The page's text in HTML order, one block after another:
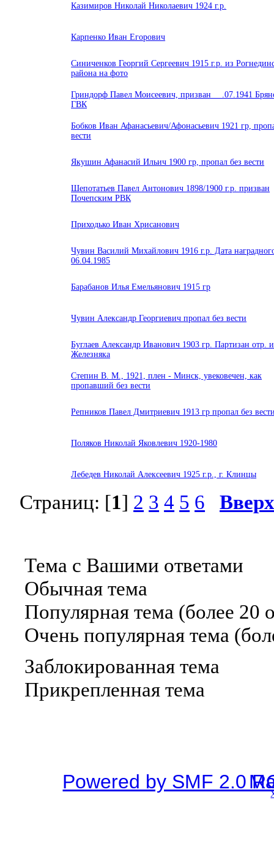
Казимиров Николай Николаевич 1924 г.р.
Карпенко Иван Егорович
Синиченков Георгий Сергеевич 1915 г.р. из
района на фото
Гриндорф Павел Моисеевич, призван __.07.1941
ГВК
Бобков Иван Афанасьевич/Афонасьевич 1921 гр,
вести
Якушин Афанасий Ильич 1900 гр, пропал без вести
Шепотатьев Павел Антонович 1898/1900 г.р. призван
Почепским РВК
Приходько Иван Хрисанович
Чувин Василий Михайлович 1916 г.р. Дата
06.04.1985
Барабанов Илья Емельянович 1915 гр
Чувин Александр Георгиевич пропал без вести
Буглаев Александр Иванович 1903 гр. Партизан отр.
Железняка
Степин В. М., 1921, плен - Минск, увековечен, как
пропавший без вести
Репников Павел Дмитриевич 1913 гр пропал без
Поляков Николай Яковлевич 1920-1980
Лебедев Николай Алексеевич 1925 г.р., г. Клинцы
Страниц: [1] 2 3 4 5 6
Тема с Вашими ответами
Обычная тема
Популярная тема (более 20
Очень популярная тема
Заблокированная тема
Прикрепленная тема
Powered by SMF 2.0SMF